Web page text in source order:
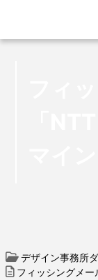
デザイン事務所
フィッシングメ